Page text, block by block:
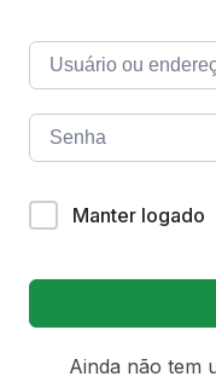
Manter logado
Ainda não tem